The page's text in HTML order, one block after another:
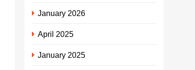
January 2026
April 2025
January 2025